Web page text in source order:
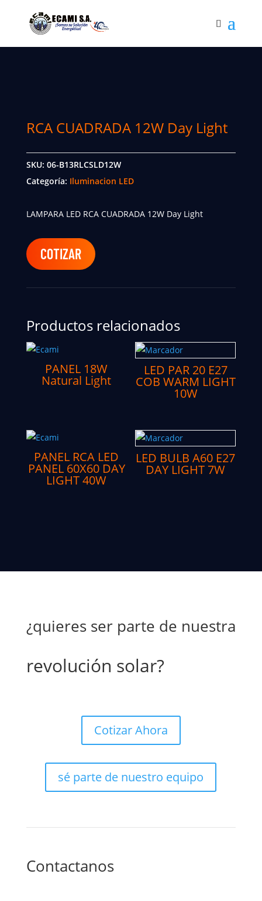
RCA CUADRADA 12W Day Light
SKU: 06-B13RLCSLD12W
Categoría: Iluminacion LED
LAMPARA LED RCA CUADRADA 12W Day Light
COTIZAR
Productos relacionados
PANEL 18W
Natural Light
LED PAR 20 E27
COB WARM LIGHT
10W
PANEL RCA LED
PANEL 60X60 DAY
LIGHT 40W
LED BULB A60 E27
DAY LIGHT 7W
¿quieres ser parte de nuestra
revolución solar?
Cotizar Ahora
sé parte de nuestro equipo
Contactanos